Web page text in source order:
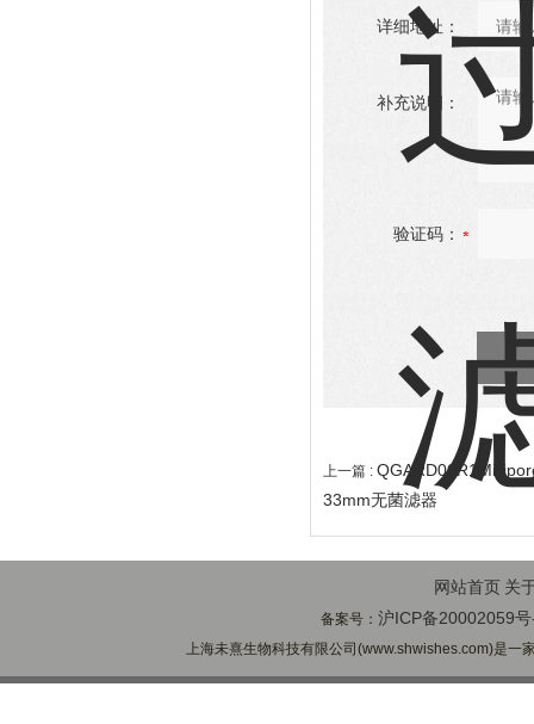
详细地址：
补充说明：
验证码：
上一篇 :
33mm无菌滤器
网站首页 关
备案号：沪ICP备20002059
上海未熹生物科技有限公司(www.shwishes.com)是一